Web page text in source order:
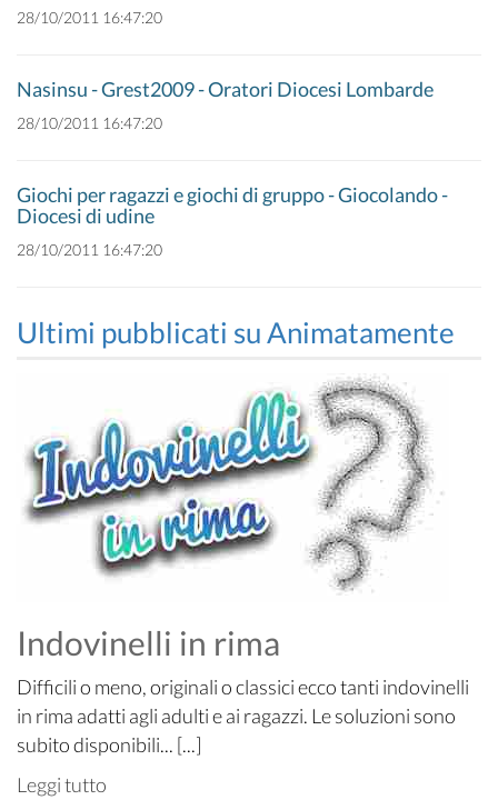
28/10/2011 16:47:20
Nasinsu - Grest2009 - Oratori Diocesi Lombarde
28/10/2011 16:47:20
Giochi per ragazzi e giochi di gruppo - Giocolando -
Diocesi di udine
28/10/2011 16:47:20
Ultimi pubblicati su Animatamente
Indovinelli in rima
Difficili o meno, originali o classici ecco tanti indovinelli
in rima adatti agli adulti e ai ragazzi. Le soluzioni sono
subito disponibili... [...]
Leggi tutto